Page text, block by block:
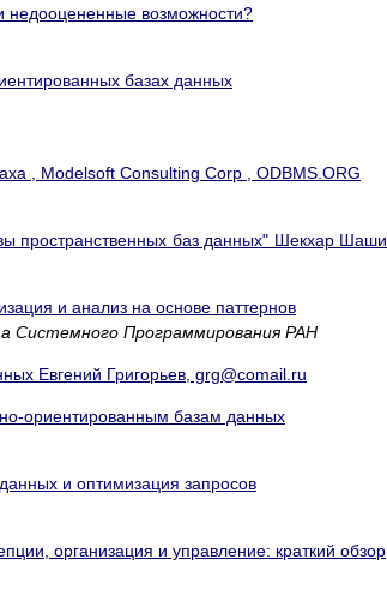
возможности?
базах данных
, Modelsoft Consulting Corp , ODBMS.ORG
пространственных баз данных" Шекхар Шаши,
и анализ на основе паттернов
Системного Программирования РАН
Евгений Григорьев, grg@comail.ru
ориентированным базам данных
и оптимизация запросов
организация и управление: краткий обзор